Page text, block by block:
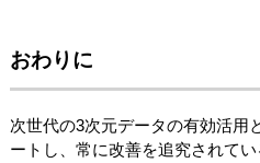
おわりに
次世代の3次元データの有効活用
ートし、常に改善を追究されて